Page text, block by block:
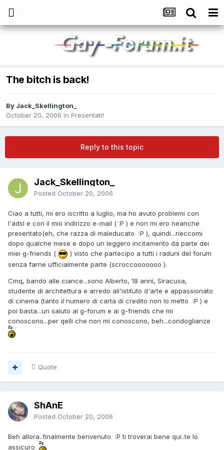
The bitch is back!
By Jack_Skellington_
October 20, 2006 in Presentati!
Reply to this topic
Jack_Skellington_
Posted October 20, 2006
Ciao a tutti, mi ero iscritto a luglio, ma ho avuto problemi con
l'adsl e con il mio indirizzo e-mail ( :P ) e non mi ero neanche
presentato(eh, che razza di maleducato :P ), quindi...rieccomi
dopo qualche mese e dopo un leggero incitamento da parte dei
miei g-friends (
) visto che partecipo a tutti i raduni del forum
senza farne ufficialmente parte (scroccooooooo ).
Cmq, bando alle ciance...sono Alberto, 18 anni, Siracusa,
studente di architettura e arredo all'istituto d'arte e appassionato
di cinema (tanto il numero di carta di credito non lo metto :P ) e
poi basta...un saluto al g-forum e ai g-friends che mi
conoscono...per qelli che non mi conoscono, beh...condoglianze
Quote
ShAnE
Posted October 20, 2006
Beh allora..finalmente benvenuto :P ti troverai bene qui..te lo
assicuro